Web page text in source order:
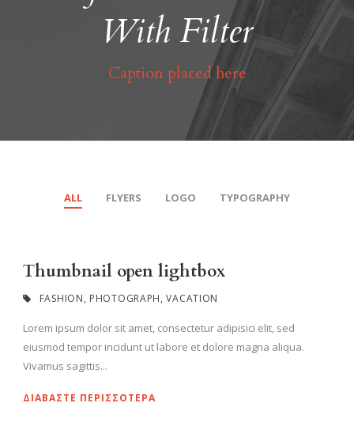
With Filter
Caption placed here
ALL FLYERS LOGO TYPOGRAPHY
Thumbnail open lightbox
FASHION, PHOTOGRAPH, VACATION
Lorem ipsum dolor sit amet, consectetur adipisici elit, sed
eiusmod tempor incidunt ut labore et dolore magna aliqua.
Vivamus sagittis...
ΔΙΑΒΆΣΤΕ ΠΕΡΙΣΣΌΤΕΡΑ